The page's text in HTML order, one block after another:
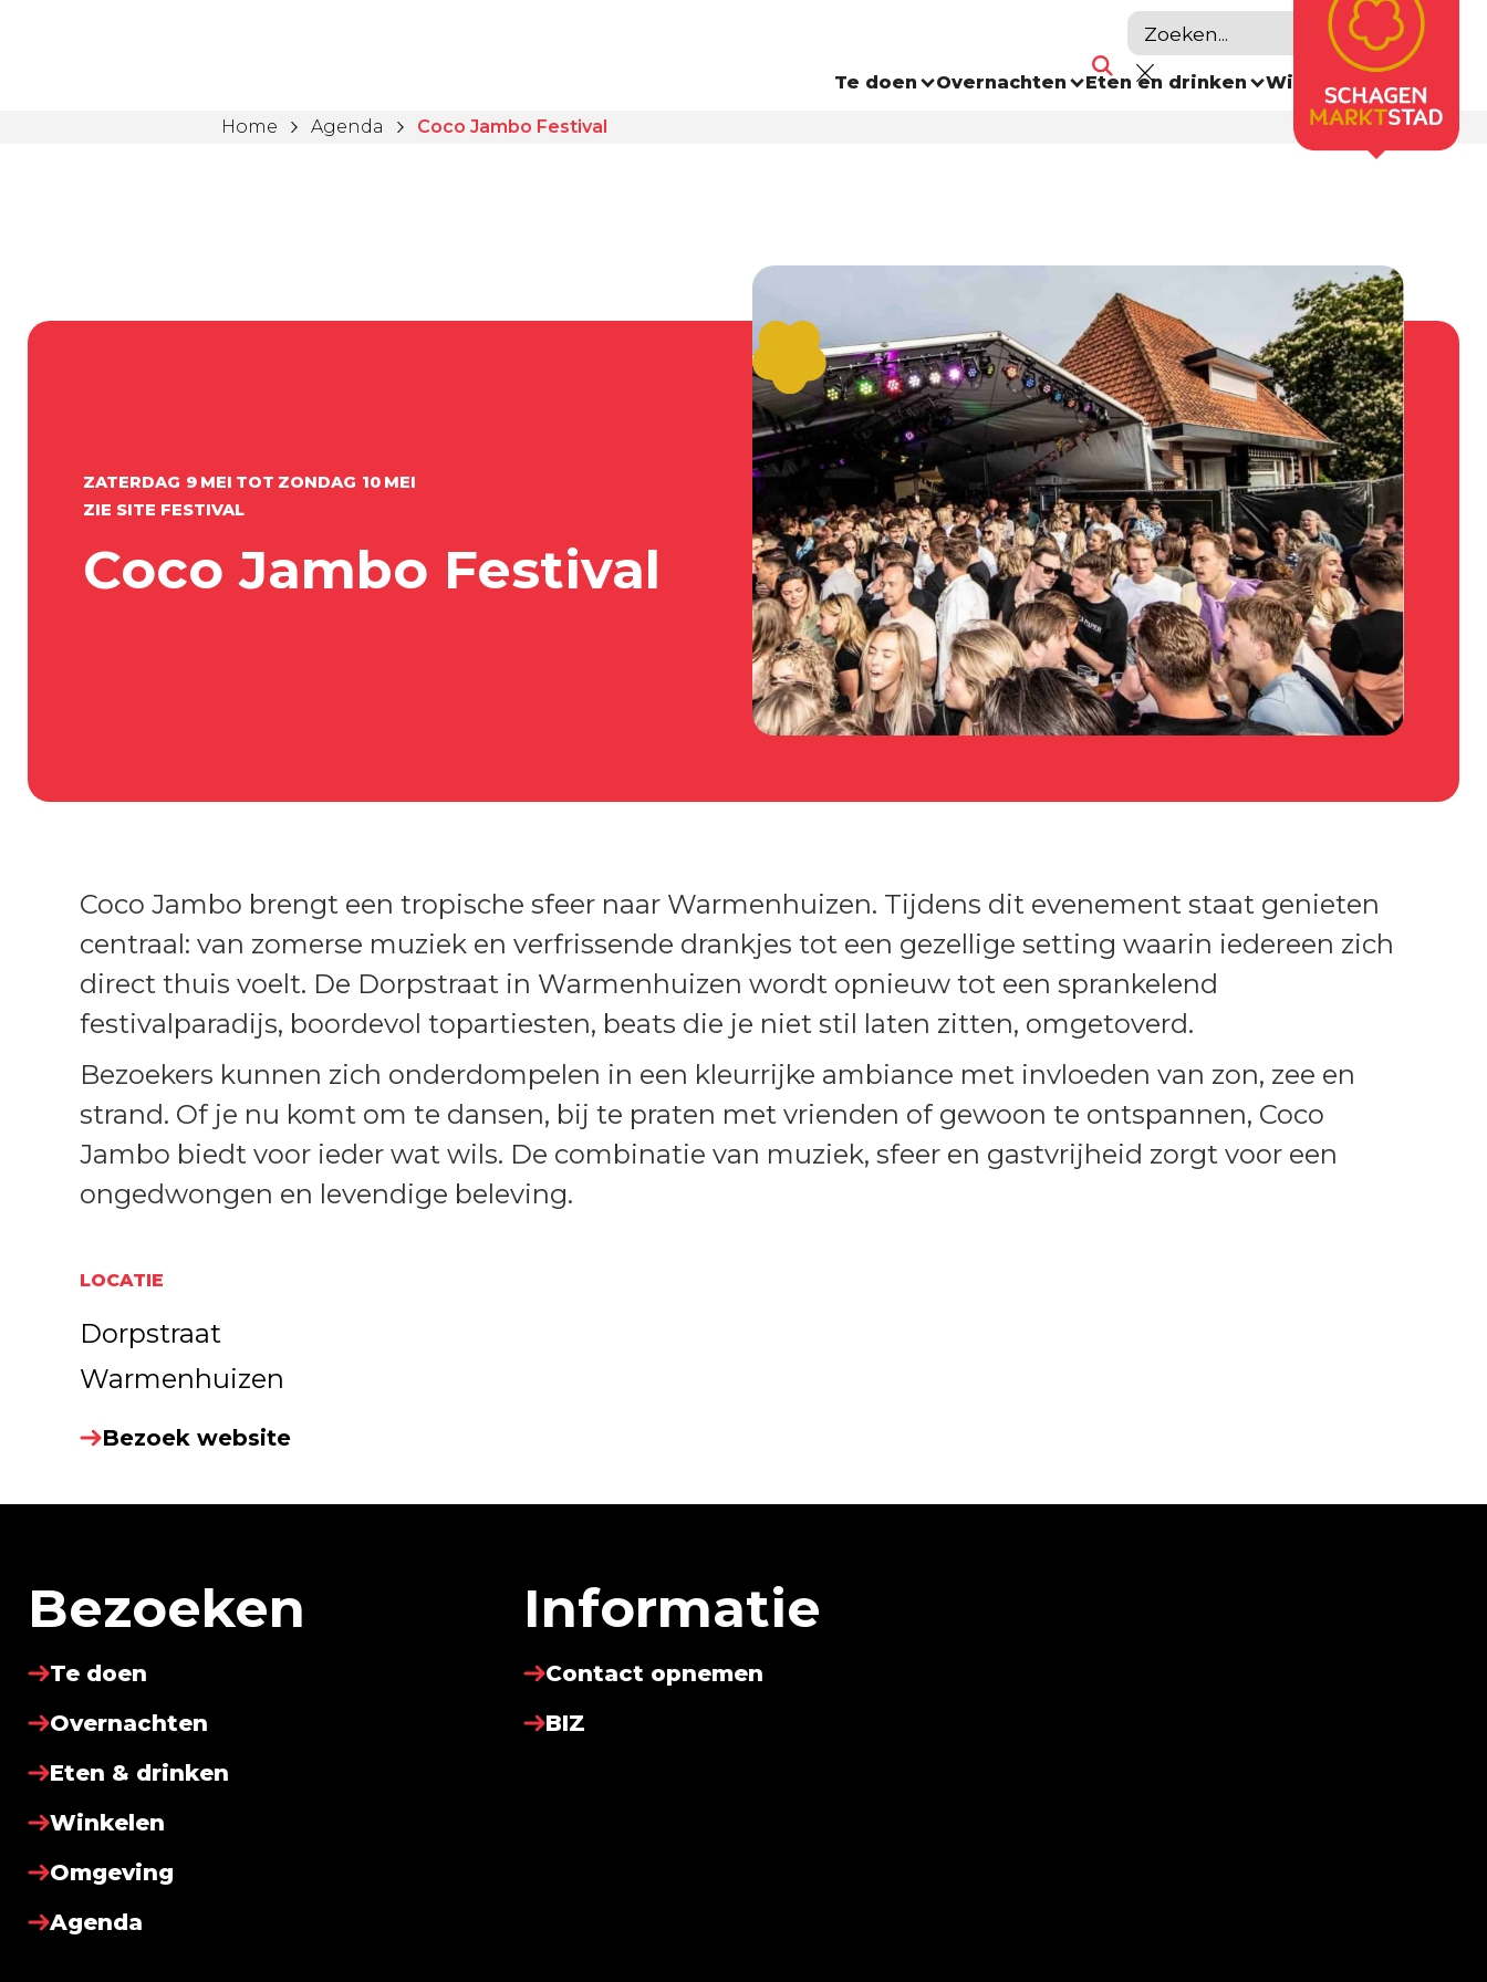
Te doen Overnachten Eten en drinken Winkelen Agenda
Home Agenda Coco Jambo Festival
ZATERDAG 9 MEI TOT ZONDAG 10 MEI
ZIE SITE FESTIVAL
Coco Jambo Festival
Coco Jambo brengt een tropische sfeer naar Warmenhuizen. Tijdens dit evenement staat genieten
centraal: van zomerse muziek en verfrissende drankjes tot een gezellige setting waarin iedereen zich
direct thuis voelt. De Dorpstraat in Warmenhuizen wordt opnieuw tot een sprankelend
festivalparadijs, boordevol topartiesten, beats die je niet stil laten zitten, omgetoverd.
Bezoekers kunnen zich onderdompelen in een kleurrijke ambiance met invloeden van zon, zee en
strand. Of je nu komt om te dansen, bij te praten met vrienden of gewoon te ontspannen, Coco
Jambo biedt voor ieder wat wils. De combinatie van muziek, sfeer en gastvrijheid zorgt voor een
ongedwongen en levendige beleving.
LOCATIE
Dorpstraat
Warmenhuizen
Bezoek website
Bezoeken
Te doen
Overnachten
Eten & drinken
Winkelen
Omgeving
Agenda
Informatie
Contact opnemen
BIZ